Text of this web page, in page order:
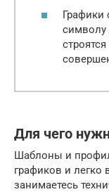
Графики
символу
Для чего
Шаблоны и
графиков и
занимаетесь